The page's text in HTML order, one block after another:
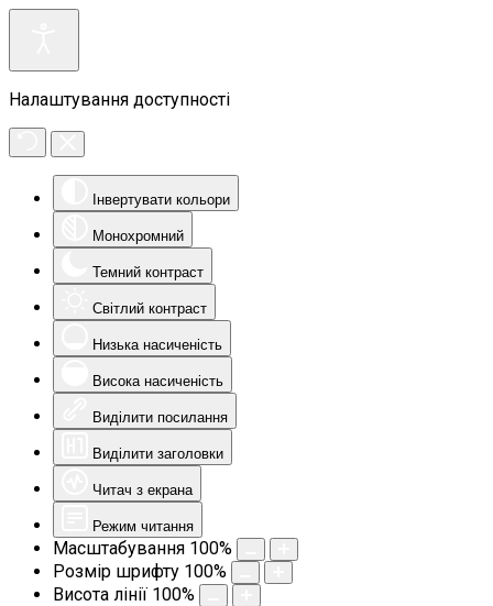
Налаштування доступності
Інвертувати кольори
Монохромний
Темний контраст
Світлий контраст
Низька насиченість
Висока насиченість
Виділити посилання
Виділити заголовки
Читач з екрана
Режим читання
Масштабування 100%
Розмір шрифту 100%
Висота лінії 100%